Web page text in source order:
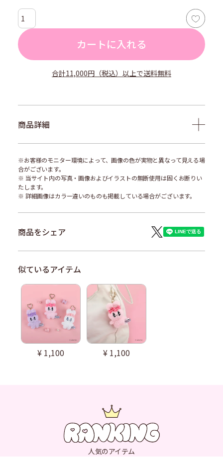
カートに入れる
合計11,000円（税込）以上で送料無料
商品詳細
※お客様のモニター環境によって、画像の色が実物と異なって見える場
合がございます。
※ 当サイト内の写真・画像およびイラストの無断使用は固くお断りい
たします。
※ 詳細画像はカラー違いのものも掲載している場合がございます。
商品をシェア
¥ 1,100 ¥ 1,100
人気のアイテム